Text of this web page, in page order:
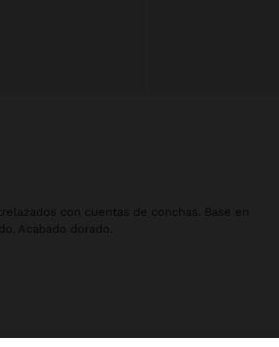
con cuentas de conchas. Base en
Acabado dorado.